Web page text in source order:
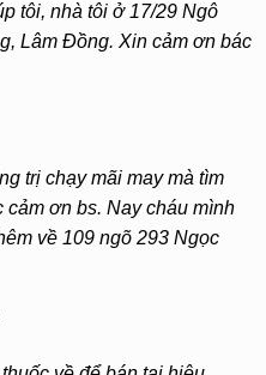
tôi, nhà tôi ở 17/29 Ngô
Lâm Đồng. Xin cảm ơn bác
trị chạy mãi may mà tìm
ơn bs. Nay cháu mình
về 109 ngõ 293 Ngọc